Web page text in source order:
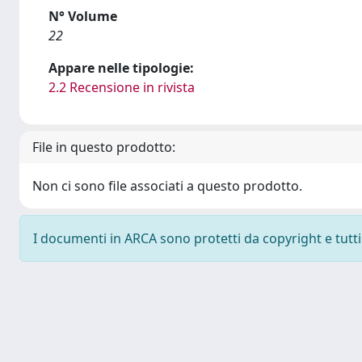
N° Volume
22
Appare nelle tipologie:
2.2 Recensione in rivista
File in questo prodotto:
Non ci sono file associati a questo prodotto.
I documenti in ARCA sono protetti da copyright e